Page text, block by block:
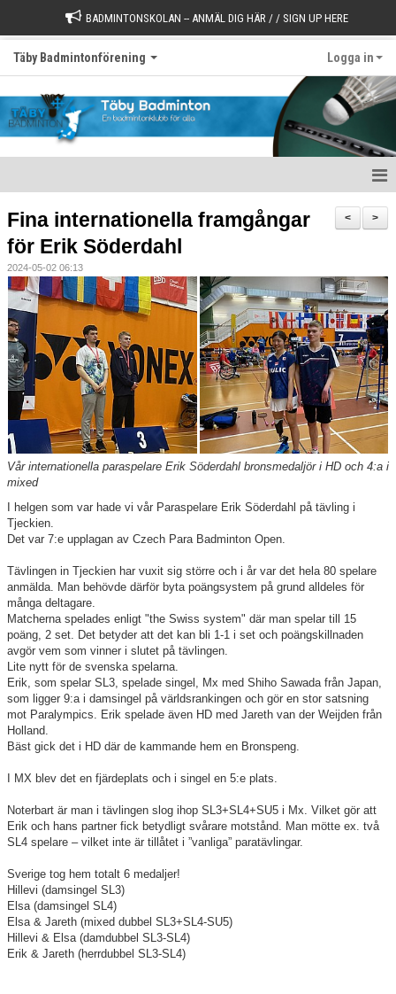
BADMINTONSKOLAN -- ANMÄL DIG HÄR / / SIGN UP HERE
Täby Badmintonförening Logga in
Börja spela
Värdegrund
Styrelse
Kontakt
Information Tibble NIU
Täby-278 SM-GULD genom tiderna
Anmälan till Badmintonskolan HT-26
Information Vuxenträning HT-26
TRC-tidning 2025-26
Lilla Badmintonligan
Medlemsinformation
Täby International Para Badminton Camp august 5-9
>
<
Fina internationella framgångar
för Erik Söderdahl
2024-05-02 06:13
Vår internationella paraspelare Erik Söderdahl bronsmedaljör i HD och 4:a i
mixed
I helgen som var hade vi vår Paraspelare Erik Söderdahl på tävling i
Tjeckien.
Det var 7:e upplagan av Czech Para Badminton Open.
Tävlingen in Tjeckien har vuxit sig större och i år var det hela 80 spelare
anmälda. Man behövde därför byta poängsystem på grund alldeles för
många deltagare.
Matcherna spelades enligt "the Swiss system" där man spelar till 15
poäng, 2 set. Det betyder att det kan bli 1-1 i set och poängskillnaden
avgör vem som vinner i slutet på tävlingen.
Lite nytt för de svenska spelarna.
Erik, som spelar SL3, spelade singel, Mx med Shiho Sawada från Japan,
som ligger 9:a i damsingel på världsrankingen och gör en stor satsning
mot Paralympics. Erik spelade även HD med Jareth van der Weijden från
Holland.
Bäst gick det i HD där de kammande hem en Bronspeng.
I MX blev det en fjärdeplats och i singel en 5:e plats.
Noterbart är man i tävlingen slog ihop SL3+SL4+SU5 i Mx. Vilket gör att
Erik och hans partner fick betydligt svårare motstånd. Man mötte ex. två
SL4 spelare – vilket inte är tillåtet i ”vanliga” paratävlingar.
Sverige tog hem totalt 6 medaljer!
Hillevi (damsingel SL3)
Elsa (damsingel SL4)
Elsa & Jareth (mixed dubbel SL3+SL4-SU5)
Hillevi & Elsa (damdubbel SL3-SL4)
Erik & Jareth (herrdubbel SL3-SL4)